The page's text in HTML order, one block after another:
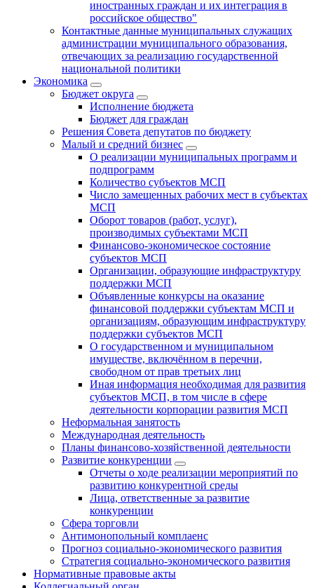
иностранных граждан и их интеграция в
российское общество"
Контактные данные муниципальных служащих
администрации муниципального образования,
отвечающих за реализацию государственной
национальной политики
Экономика
Бюджет округa
Исполнение бюджета
Бюджет для граждан
Решения Совета депутатов по бюджету
Малый и средний бизнес
О реализации муниципальных программ и
подпрограмм
Количество субъектов МСП
Число замещенных рабочих мест в субъектах
МСП
Оборот товаров (работ, услуг),
производимых субъектами МСП
Финансово-экономическое состояние
субъектов МСП
Организации, образующие инфраструктуру
поддержки МСП
Объявленные конкурсы на оказание
финансовой поддержки субъектам МСП и
организациям, образующим инфраструктуру
поддержки субъектов МСП
О государственном и муниципальном
имуществе, включённом в перечни,
свободном от прав третьих лиц
Иная информация необходимая для развития
субъектов МСП, в том числе в сфере
деятельности корпорации развития МСП
Неформальная занятость
Международная деятельность
Планы финансово-хозяйственной деятельности
Развитие конкуренции
Отчеты о ходе реализации мероприятий по
развитию конкурентной среды
Лица, ответственные за развитие
конкуренции
Сфера торговли
Антимонопольный комплаенс
Прогноз социально-экономического развития
Стратегия социально-экономического развития
Нормативные правовые акты